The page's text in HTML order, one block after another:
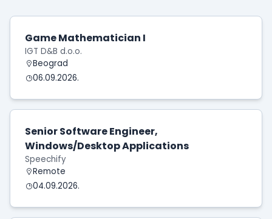
Game Mathematician I
IGT D&B d.o.o.
Beograd
06.09.2026.
Senior Software Engineer,
Windows/Desktop Applications
Speechify
Remote
04.09.2026.